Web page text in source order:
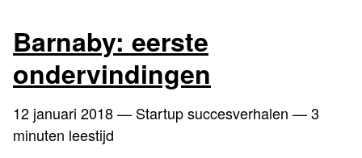
Barnaby: eerste
ondervindingen
12 januari 2018— Startup succesverhalen — 3
minuten leestijd